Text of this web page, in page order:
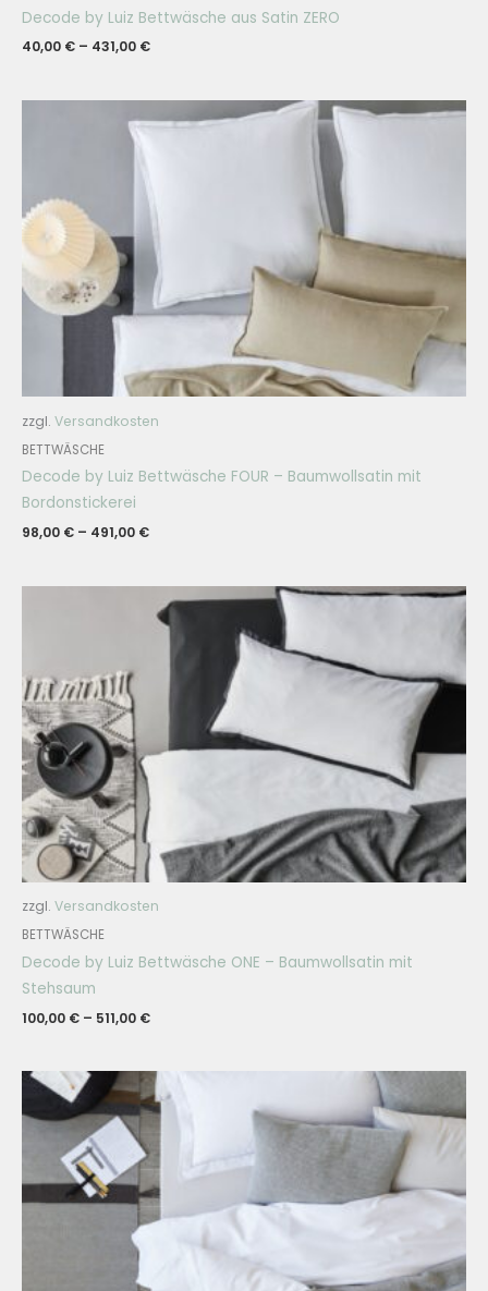
Decode by Luiz Bettwäsche aus Satin ZERO
40,00 € – 431,00 €
zzgl. Versandkosten
BETTWÄSCHE
Decode by Luiz Bettwäsche FOUR – Baumwollsatin mit
Bordonstickerei
98,00 € – 491,00 €
zzgl. Versandkosten
BETTWÄSCHE
Decode by Luiz Bettwäsche ONE – Baumwollsatin mit
Stehsaum
100,00 € – 511,00 €